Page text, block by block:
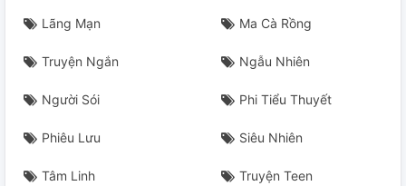
Lãng Mạn Ma Cà Rồng
Truyện Ngắn Ngẫu Nhiên
Người Sói Phi Tiểu Thuyết
Phiêu Lưu Siêu Nhiên
Tâm Linh Truyện Teen